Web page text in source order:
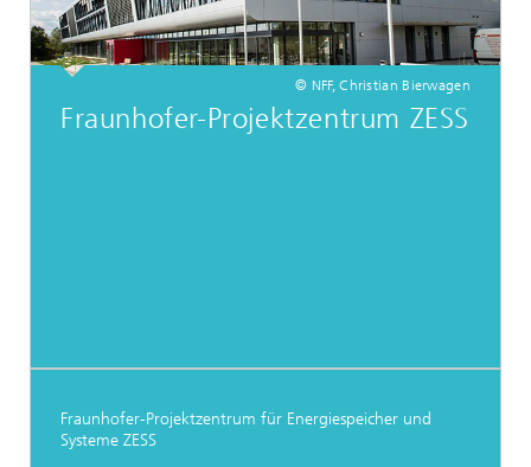
© NFF, Christian Bierwagen
Fraunhofer-Projektzentrum ZESS
Fraunhofer-Projektzentrum für Energiespeicher und
Systeme ZESS